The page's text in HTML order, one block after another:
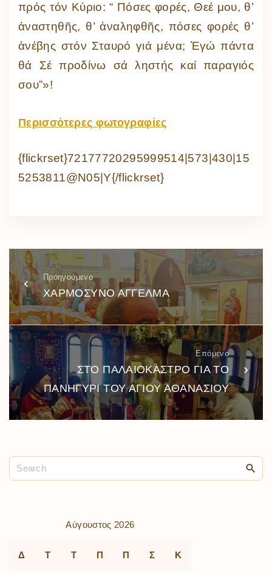
πρός τόν Κύριο: “ Πόσες φορές, Θεέ μου, θ’
ἀναστηθῆς, θ’ ἀναληφθῆς, πόσες φορές θ’
ἀνέβης στόν Σταυρό γιά μένα; Ἐγώ πάντα
θά Σέ προδίνω σά ληστής καί παραγιός
σου”»!
Περισσότερες φωτογραφίες
{flickrset}72177720295999514|573|430|15
5253811@N05|Y{/flickrset}
Προηγούμενο
ΧΑΡΜΟΣΥΝΟ ΑΓΓΕΛΜΑ
Επόμενο
ΣΤΟ ΠΑΛΑΙΟΚΑΣΤΡΟ ΓΙΑ ΤΟ
ΠΑΝΗΓΥΡΙ ΤΟΥ ΑΓΙΟΥ ΑΘΑΝΑΣΙΟΥ
Αύγουστος 2026
Δ Τ Τ Π Π Σ Κ